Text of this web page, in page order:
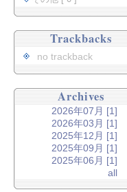
Trackbacks
no trackback
Archives
2026年07月 [1]
2026年03月 [1]
2025年12月 [1]
2025年09月 [1]
2025年06月 [1]
all